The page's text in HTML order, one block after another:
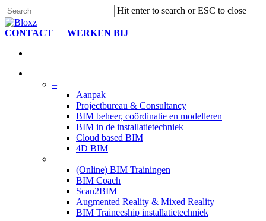
Skip
to
main
Hit enter to search or ESC to close
Close
Search
CONTACT
WERKEN BIJ
Menu
search
Menu
–
Aanpak
Projectbureau & Consultancy
BIM beheer, coördinatie en modelleren
BIM in de installatietechniek
Cloud based BIM
4D BIM
–
(Online) BIM Trainingen
BIM Coach
Scan2BIM
Augmented Reality & Mixed Reality
BIM Traineeship installatietechniek